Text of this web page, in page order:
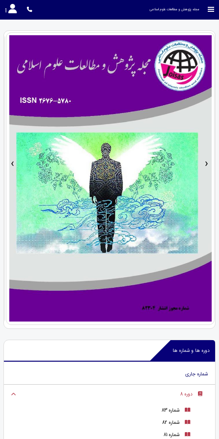
مجله پژوهش و مطالعات علوم اسلامی
› ‹
دوره ها و شماره ها
شماره جاری
دوره 8
شماره 83
شماره 82
شماره 81